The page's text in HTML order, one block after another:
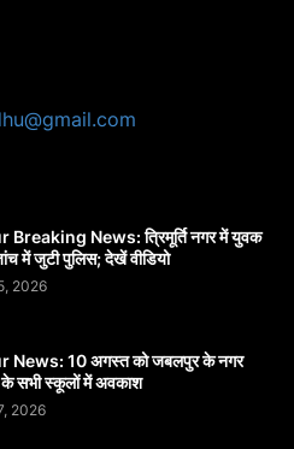
News: त्रिमूर्ति नगर में युवक
में जुटी पुलिस; देखें वीडियो
2026
News: 10 अगस्त को जबलपुर के नगर
के सभी स्कूलों में अवकाश
2026